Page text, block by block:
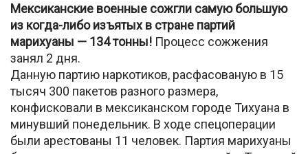
Мексиканские военные сожгли самую большую
из когда-либо изъятых в стране партий
марихуаны — 134 тонны! Процесс сожжения
занял 2 дня.
Данную партию наркотиков, расфасованую в 15
тысяч 300 пакетов разного размера,
конфисковали в мексиканском городе Тихуана в
минувший понедельник. В ходе спецоперации
были арестованы 11 человек. Партия марихуаны